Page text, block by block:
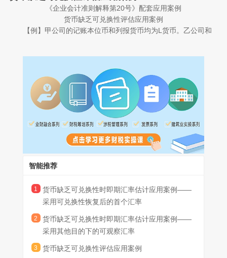
公司外币财务报表折算为L货币。2X25年12月31日，乙公司所在地
货币主管部门规定，禁止以变现或结算净投资为目的将M货币兑换
为L货币，但允许基于任何其他目的的货币兑换。在基于其他目的
该汇率每日更新。因乙公司所在地货币主管部门禁止以变现或结算
净投资为目的将M货币兑换为L货币，甲公司认定M货币不可兑换为
假定不考虑其他因素，在上述情况下，甲公司在对乙公司2X25
年12月31日的财务状况和2X25年度的经营成果进行折算时，应当
如何估计即期汇率?
换为另一种货币时，企业应当对计量日的即期汇率进行估计，使其
能够如实反映在当前主要经济状况下市场参与者在计量日进行的有
序兑换交易所采用的汇率。在满足上述有关货币缺乏可兑换性时即
期汇率估计要求的情况下，企业可采用未经调整的可观察汇率或其
他估计方法，对相关即期汇率进行估计。
本例中，甲公司不能以变现或结算净投资为目的将M货币兑换
为L货币，但能够基于其他目的兑换货币。在基于其他目的将M货币
兑换为L货币时实行自由浮动汇率机制，并采用单一汇率，该汇率
每日更新。根据《企业会计准则解释第20号》，一种货币在某一目
的下不可兑换为另一种货币，但在其他目的下可兑换为另一种货币
的，企业应当考虑包括但不限于以下所列的因素，以判断其他目的
下的可观察汇率是否满足货币缺乏可兑换性时即期汇率的估计要
求：一是是否存在多个可观察汇率。如存在多个可观察汇率，可能
表明这些汇率包含对出于特定目的取得另一种货币的“激励”或“惩
如企业能够取得的另一种货币仅限于有限用途(如进口紧急物资)，
则该汇率可能未反映当前主要经济状况;三是汇率的性质。相较于受
监管部门管制及其他经常性干预的汇率，可观察的自由浮动汇率更
能反映当前主要经济状况;四是汇率更新的频率。相较于长期不变的
可观察汇率，每日或以更高频率更新的可观察汇率更能反映当前主
要经济状况。
本例中，基于其他目的将M货币兑换为L货币时采用单一的自由
浮动汇率且该汇率每日更新，同时基于其他目的兑换的货币也并非
为有限用途，因此，甲公司认定基于其他目的下的可观察汇率能够
满足“如实反映在当前主要经济状况下市场参与者在计量日进行的有
序兑换交易所采用的汇率”的要求，甲公司在折算乙公司2X25年12
月31日的财务状况和2X25年度的经营成果时可采用该可观察汇率
《企业会计准则解释第20号》配套应用案例
货币缺乏可兑换性评估应用案例
【例】甲公司的记账本位币和列报货币均为L货币。乙公司和
折算为L货币。
货币须在提交兑换申请时申报资金用途并完成相关行政审批流程。
通常情况下，货币主管部门按照正常行政流程进行审核并完成兑换
需10个工作日。2X26年6月1日，因无法满足市场对L货币的兑换需
求，乙公司所在地的货币主管部门暂停了官方兑换渠道。在官方兑
换渠道暂停期间，仅有零散中间商以非官方设定的汇率开展以M货
务，也不存在其他能够产生可强制执行权利和义务的市场或兑换机
制。
情形二：丙公司所在地货币主管部门规定，除进口食品和药品
以外，不接受用于其他目的的L货币兑换申请。
假定不考虑其他影响因素，在上述情形中，甲公司应当如何分
情形一中，2X26年6月1日前，乙公司所在地的货币主管部门
提供L货币的官方兑换渠道，按照正常行政流程进行审核并完成兑
换为L货币的正常行政延迟。根据《企业会计准则解释第20号》，
在评估企业能够在“一定时间范围内”通过可在兑换交易中产生可强
币，前述一定时间范围允许因法律或监管规定、公共假期等实际因
素导致的兑换业务办理的正常延迟。因此，在满足《企业会计准则
解释第20号》其他相关评估要求的情况下，甲公司在提交申请后10
个工作日内能够取得L货币的，可认定M货币可兑换为L货币。
2X26年6月1日后，在乙公司所在地的货币主管部门暂停官方
兑换渠道期间，仅有零散中间商以非官方设定的汇率开展以M货币
义务，也不存在其他能够产生可强制执行权利和义务的市场或兑换
机制。根据《企业会计准则解释第20号》，在评估一种货币是否可
兑换为另一种货币时，应当仅考虑能够产生可强制执行权利和义务
的市场或兑换机制。本情形中由于在官方兑换渠道暂停期间，不存
情形二中，甲公司仅可基于进口食品和药品的目的申请将P货
币兑换为L货币，而不能为变现或结算对丙公司的净投资申请兑换L
货币。根据《企业会计准则解释第20号》，在评估一种货币是否可
兑换为另一种货币时，对于境外经营财务状况和经营成果的折算，
智能推荐
1
货币缺乏可兑换性时即期汇率估计应用案例——
采用可兑换性恢复后的首个汇率
2
货币缺乏可兑换性时即期汇率估计应用案例——
采用其他目的下的可观察汇率
3 货币缺乏可兑换性评估应用案例